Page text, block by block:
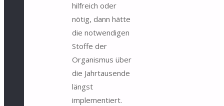
hilfreich oder
nötig, dann hätte
die notwendigen
Stoffe der
Organismus über
die Jahrtausende
längst
implementiert.